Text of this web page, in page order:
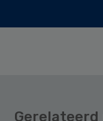
Gerelateerd